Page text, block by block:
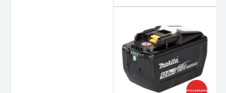
Prix coûtants